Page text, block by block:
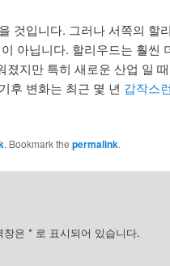
것입니다. 그러나 서쪽의 할
아닙니다. 할리우드는 훨씬
지만 특히 새로운 산업 일
후 변화는 최근 몇 년 갑작스
. Bookmark the permalink.
창은 *로 표시되어 있습니다.